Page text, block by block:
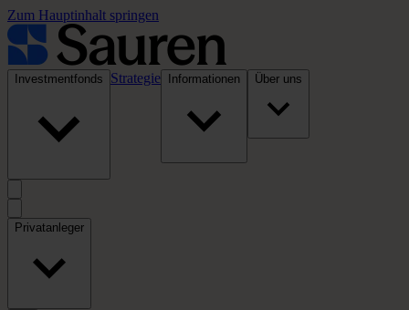
Zum Hauptinhalt springen
Investmentfonds Strategie Informationen Über uns
Privatanleger